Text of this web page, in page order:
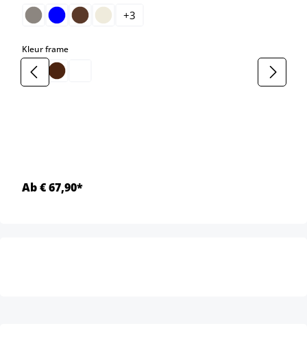
+3
Kleur frameselect
Ab € 67,90*